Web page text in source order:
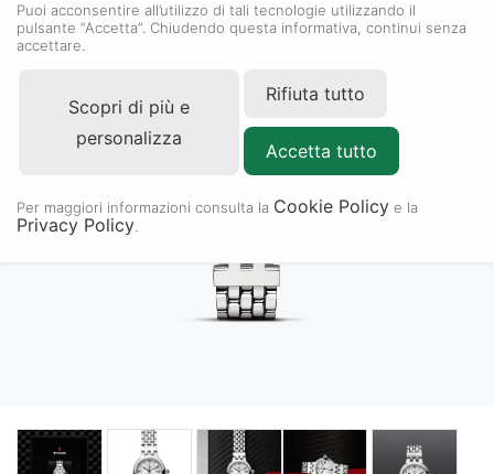
Puoi acconsentire all’utilizzo di tali tecnologie utilizzando il
pulsante “Accetta”. Chiudendo questa informativa, continui senza
accettare.
Scopri di più e
personalizza
Rifiuta tutto
Accetta tutto
Per maggiori informazioni consulta la Cookie Policy e la
Privacy Policy